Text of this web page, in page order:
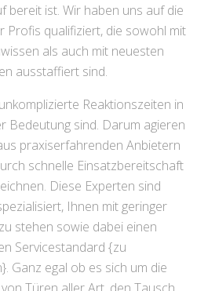
bereit ist. Wir haben uns auf die
Profis qualifiziert, die sowohl mit
als auch mit neuesten
ausstaffiert sind.
Reaktionszeiten in
Bedeutung sind. Darum agieren
praxiserfahrenden Anbietern
schnelle Einsatzbereitschaft
Diese Experten sind
Ihnen mit geringer
stehen sowie dabei einen
Servicestandard {zu
Ganz egal ob es sich um die